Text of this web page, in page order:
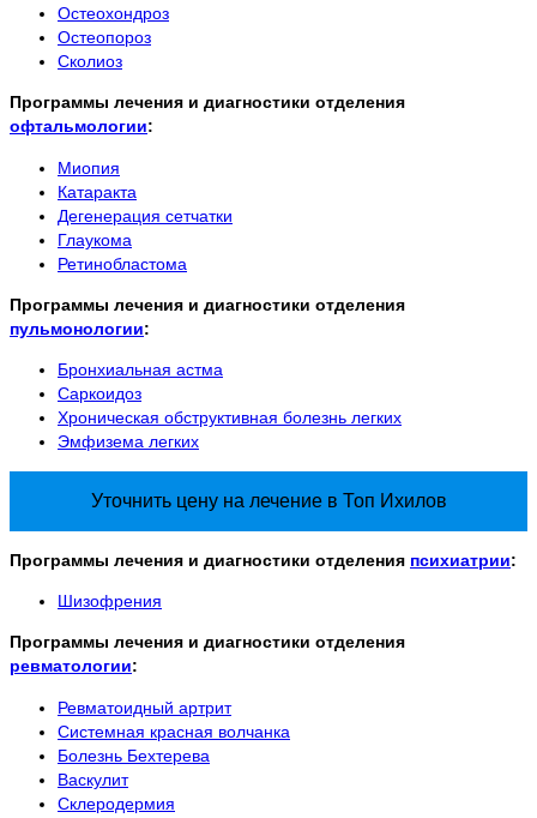
Остеохондроз
Остеопороз
Сколиоз
Программы лечения и диагностики отделения
офтальмологии:
Миопия
Катаракта
Дегенерация сетчатки
Глаукома
Ретинобластома
Программы лечения и диагностики отделения
пульмонологии:
Бронхиальная астма
Саркоидоз
Хроническая обструктивная болезнь легких
Эмфизема легких
Уточнить цену на лечение в Топ Ихилов
Программы лечения и диагностики отделения психиатрии:
Шизофрения
Программы лечения и диагностики отделения
ревматологии:
Ревматоидный артрит
Системная красная волчанка
Болезнь Бехтерева
Васкулит
Склеродермия